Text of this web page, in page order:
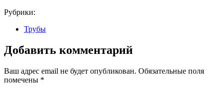
Рубрики:
Трубы
Добавить комментарий
Ваш адрес email не будет опубликован. Обязательные поля
помечены *